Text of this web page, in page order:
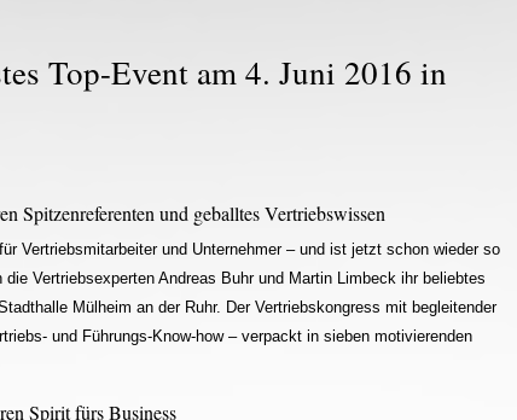
Top-Event am 4. Juni 2016 in
Spitzenreferenten und geballtes Vertriebswissen
Vertriebsmitarbeiter und Unternehmer – und ist jetzt schon wieder so
Vertriebsexperten Andreas Buhr und Martin Limbeck ihr beliebtes
Mülheim an der Ruhr. Der Vertriebskongress mit begleitender
und Führungs-Know-how – verpackt in sieben motivierenden
Spirit fürs Business